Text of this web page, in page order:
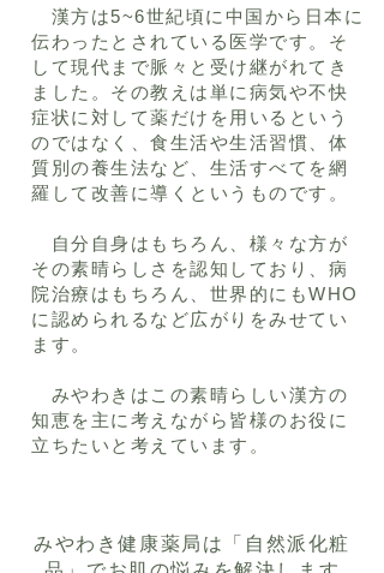
漢方は5~6世紀頃に中国から日本に
伝わったとされている医学です。そ
して現代まで脈々と受け継がれてき
ました。その教えは単に病気や不快
症状に対して薬だけを用いるという
のではなく、食生活や生活習慣、体
質別の養生法など、生活すべてを網
羅して改善に導くというものです。
自分自身はもちろん、様々な方が
その素晴らしさを認知しており、病
院治療はもちろん、世界的にもWHO
に認められるなど広がりをみせてい
ます。
​ みやわきはこの素晴らしい漢方の
知恵を主に考えながら皆様のお役に
立ちたいと考えています。
​みやわき健康薬局は「自然派化粧